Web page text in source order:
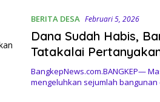
BERITA DESA Februari 5, 2026
Dana Sudah Habis,
Tatakalai
BangkepNews.com.BANGKEP—
mengeluhkan sejumlah